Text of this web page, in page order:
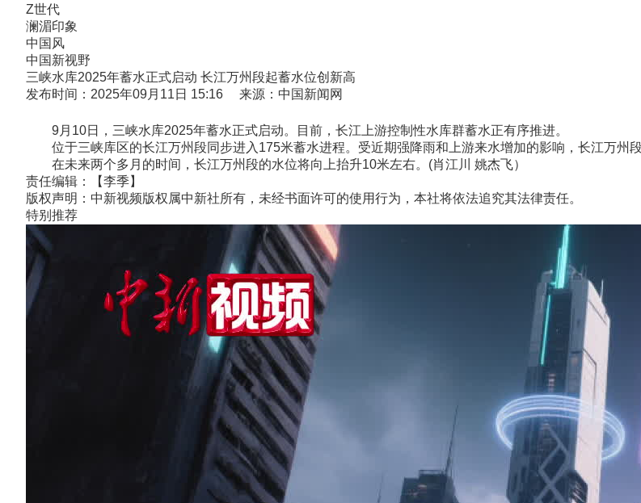
Z世代
澜湄印象
中国风
中国新视野
三峡水库2025年蓄水正式启动 长江万州段起蓄水位创新高
发布时间：2025年09月11日 15:16 来源：中国新闻网
9月10日，三峡水库2025年蓄水正式启动。目前，长江上游控制性水库群蓄水正有序推进。
位于三峡库区的长江万州段同步进入175米蓄水进程。受近期强降雨和上游来水增加的影响，长江万州段
在未来两个多月的时间，长江万州段的水位将向上抬升10米左右。(肖江川 姚杰飞）
责任编辑：【李季】
版权声明：中新视频版权属中新社所有，未经书面许可的使用行为，本社将依法追究其法律责任。
特别推荐